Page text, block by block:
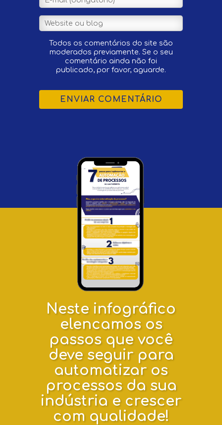
Todos os comentários do site são
moderados previamente. Se o seu
comentário ainda não foi
publicado, por favor, aguarde.
Neste infográfico
elencamos os
passos que você
deve seguir para
automatizar os
processos da sua
indústria e crescer
com qualidade!